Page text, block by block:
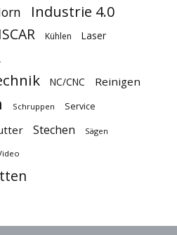
Industrie 4.0
ISCAR Kühlen
Laser
NC/CNC Reinigen
Schruppen Service
Stechen Sägen